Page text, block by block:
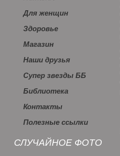
Для женщин
Здоровье
Магазин
Наши друзья
Супер звезды ББ
Библиотека
Контакты
Полезные ссылки
СЛУЧАЙНОЕ ФОТО